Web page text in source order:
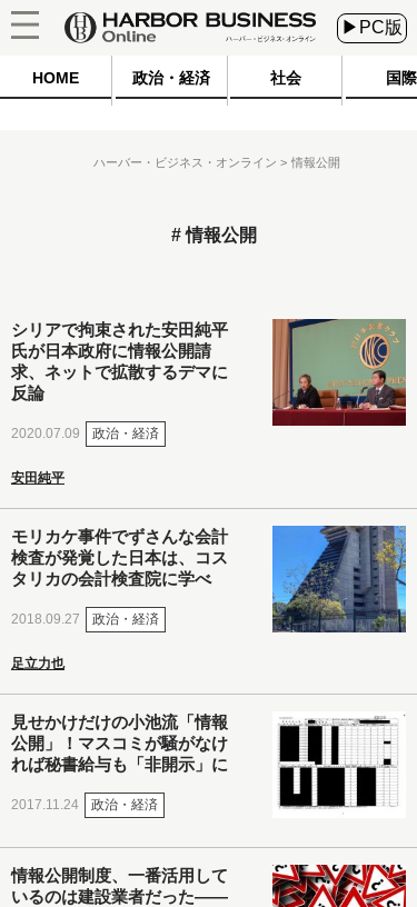
▶PC版
HOME 政治・経済 社会 国際
ハーバー・ビジネス・オンライン 情報公開
情報公開
シリアで拘束された安田純平
氏が日本政府に情報公開請
求、ネットで拡散するデマに
反論
2020.07.09 政治・経済
安田純平
モリカケ事件でずさんな会計
検査が発覚した日本は、コス
タリカの会計検査院に学べ
2018.09.27 政治・経済
足立力也
見せかけだけの小池流「情報
公開」！マスコミが騒がなけ
れば秘書給与も「非開示」に
2017.11.24 政治・経済
情報公開制度、一番活用して
いるのは建設業者だった――